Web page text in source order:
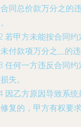
同总价款万分之 的
若甲方未能按合同
付款项万分之
__的
任何一方违反合同
失。
因乙方原因导致系
复的，甲方有权要